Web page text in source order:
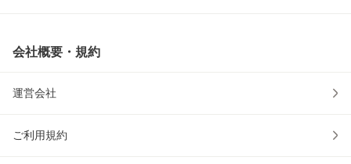
会社概要・規約
運営会社
ご利用規約